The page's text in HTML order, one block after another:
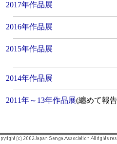
2017年作品展
2016年作品展
2015年作品展
2014年作品展
2011年～13年作品展(纏めて報